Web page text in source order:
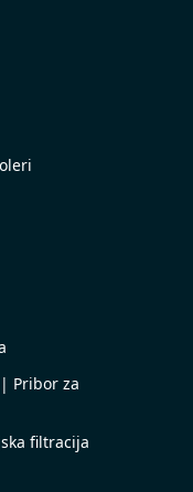
Pribor za
filtracija